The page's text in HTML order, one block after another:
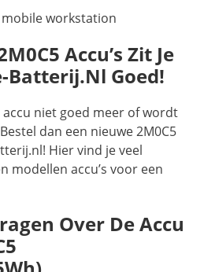
mobile workstation
Accu’s Zit Je
Batterij.nl Goed!
accu niet goed meer of wordt
dan een nieuwe 2M0C5
Hier vind je veel
modellen accu’s voor een
Over De Accu